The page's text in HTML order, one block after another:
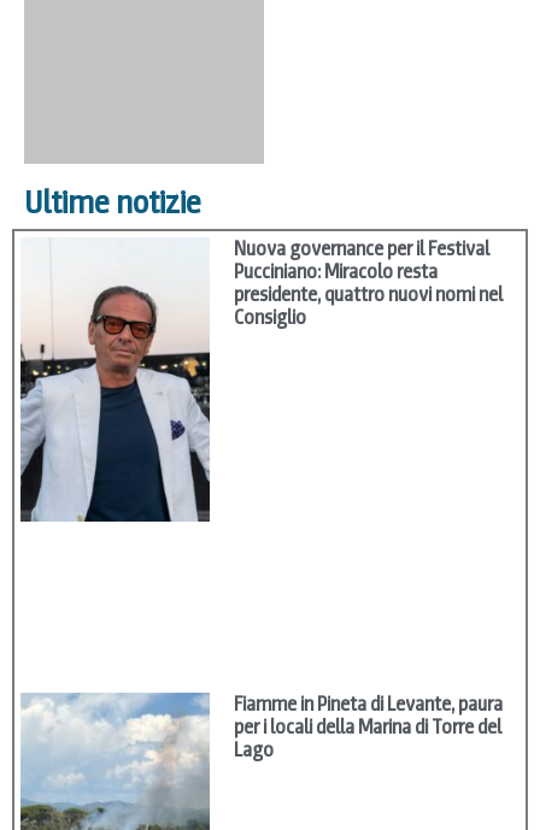
Ultime notizie
Nuova governance per il Festival
Pucciniano: Miracolo resta
presidente, quattro nuovi nomi nel
Consiglio
Fiamme in Pineta di Levante, paura
per i locali della Marina di Torre del
Lago